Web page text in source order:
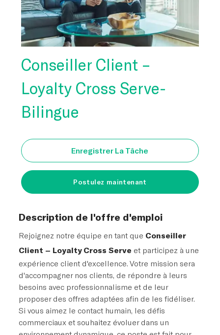
Conseiller Client –
Loyalty Cross Serve-
Bilingue
Enregistrer La Tâche
Postulez maintenant
Description de l'offre d'emploi
Rejoignez notre équipe en tant que Conseiller
Client – Loyalty Cross Serve et participez à une
expérience client d'excellence. Votre mission sera
d'accompagner nos clients, de répondre à leurs
besoins avec professionnalisme et de leur
proposer des offres adaptées afin de les fidéliser.
Si vous aimez le contact humain, les défis
commerciaux et souhaitez évoluer dans un